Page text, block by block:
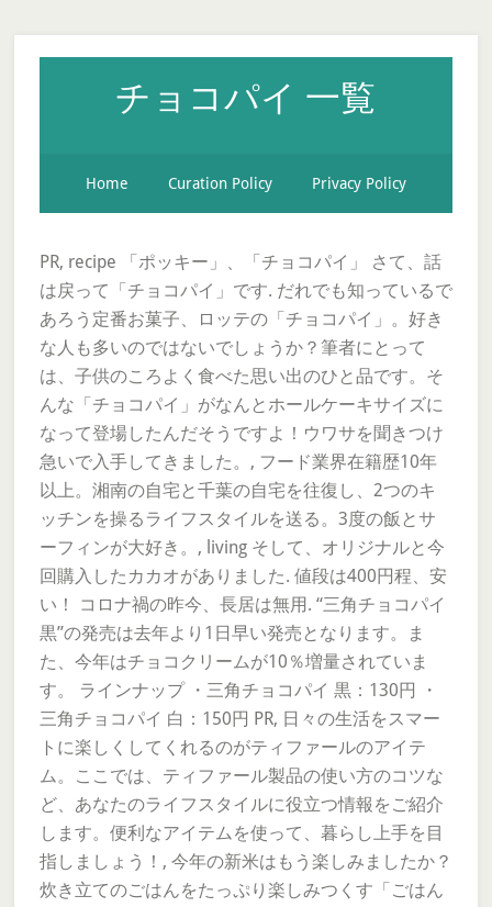
チョコパイ 一覧
Home Curation Policy Privacy Policy
PR, recipe 「ポッキー」、「チョコパイ」 さて、話
は戻って「チョコパイ」です. だれでも知っているで
あろう定番お菓子、ロッテの「チョコパイ」。好き
な人も多いのではないでしょうか？筆者にとって
は、子供のころよく食べた思い出のひと品です。そ
んな「チョコパイ」がなんとホールケーキサイズに
なって登場したんだそうですよ！ウワサを聞きつけ
急いで入手してきました。, フード業界在籍歴10年
以上。湘南の自宅と千葉の自宅を往復し、2つのキ
ッチンを操るライフスタイルを送る。3度の飯とサ
ーフィンが大好き。, living そして、オリジナルと今
回購入したカカオがありました. 値段は400円程、安
い！ コロナ禍の昨今、長居は無用. “三角チョコパイ
黒”の発売は去年より1日早い発売となります。ま
た、今年はチョコクリームが10％増量されていま
す。 ラインナップ ・三角チョコパイ 黒：130円 ・
三角チョコパイ 白：150円 PR, 日々の生活をスマー
トに楽しくしてくれるのがティファールのアイテ
ム。ここでは、ティファール製品の使い方のコツな
ど、あなたのライフスタイルに役立つ情報をご紹介
します。便利なアイテムを使って、暮らし上手を目
指しましょう！, 今年の新米はもう楽しみましたか？
炊き立てのごはんをたっぷり楽しみつくす「ごはん